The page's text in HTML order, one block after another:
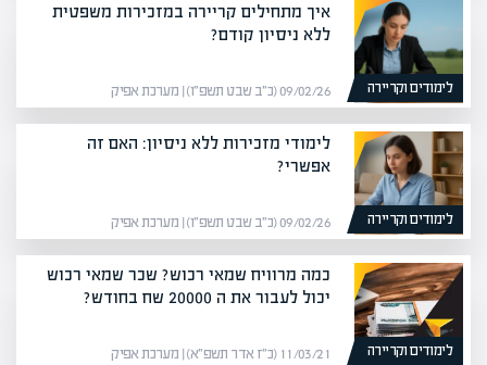
לימודים וקריירה
איך מתחילים קריירה במזכירות משפטית
ללא ניסיון קודם?
09/02/26 (כ״ב שבט תשפ״ו) | מערכת אפיק
לימודים וקריירה
לימודי מזכירות ללא ניסיון: האם זה
אפשרי?
09/02/26 (כ״ב שבט תשפ״ו) | מערכת אפיק
לימודים וקריירה
כמה מרוויח שמאי רכוש? שכר שמאי רכוש
יכול לעבור את ה 20000 שח בחודש?
11/03/21 (כ״ז אדר תשפ״א) | מערכת אפיק